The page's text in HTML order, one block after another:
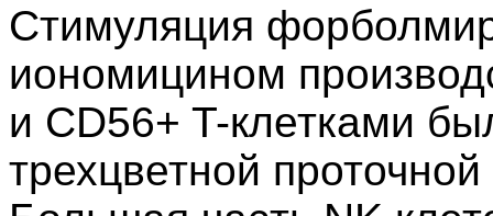
Стимуляция
иономицином
и CD56+ T-клетками
трехцветной